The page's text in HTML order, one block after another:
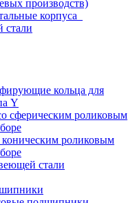
производств)
корпуса
стали
кольца для
Y
сферическим роликовым
коническим роликовым
стали